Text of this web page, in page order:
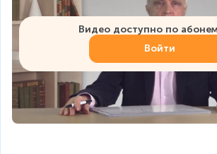
Видео доступно по
Войти